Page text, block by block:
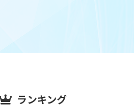
ランキング